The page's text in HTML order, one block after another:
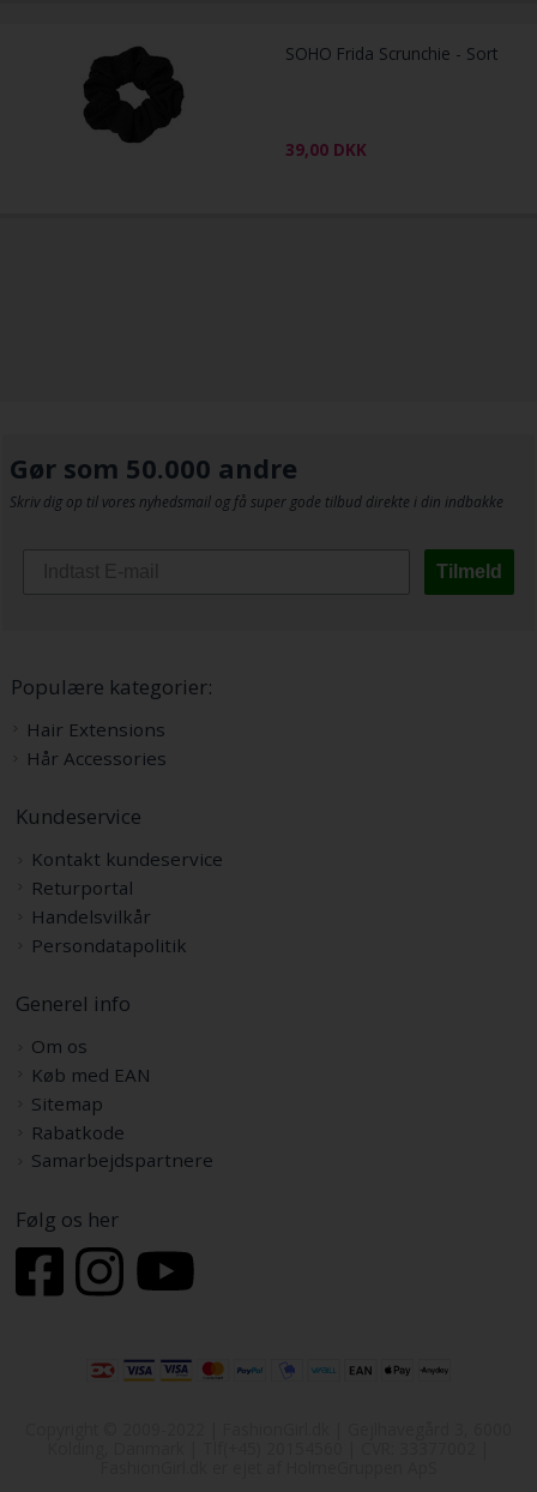
SOHO Frida Scrunchie - Sort
39,00 DKK
Gør som 50.000 andre
Skriv dig op til vores nyhedsmail og få super gode tilbud direkte i din indbakke
Tilmeld
Populære kategorier:
Hair Extensions
Hår Accessories
Kundeservice
Kontakt kundeservice
Returportal
Handelsvilkår
Persondatapolitik
Generel info
Om os
Køb med EAN
Sitemap
Rabatkode
Samarbejdspartnere
Følg os her